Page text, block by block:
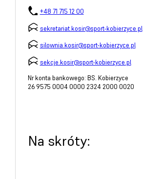
+48 71 715 12 00
sekretariat.kosir@sport-kobierzyce.pl
silownia.kosir@sport-kobierzyce.pl
sekcje.kosir@sport-kobierzyce.pl
Nr konta bankowego: BS. Kobierzyce
26 9575 0004 0000 2324 2000 0020
Na skróty: